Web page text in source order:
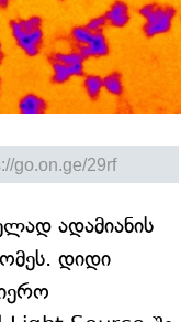
ადამიანის
დიდი